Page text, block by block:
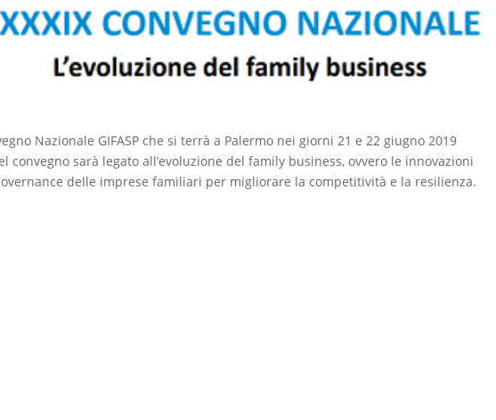
Nazionale GIFASP che si terrà a Palermo nei giorni 21 e 22 giugno 2019
convegno sarà legato all’evoluzione del family business, ovvero le innovazioni
delle imprese familiari per migliorare la competitività e la resilienza.